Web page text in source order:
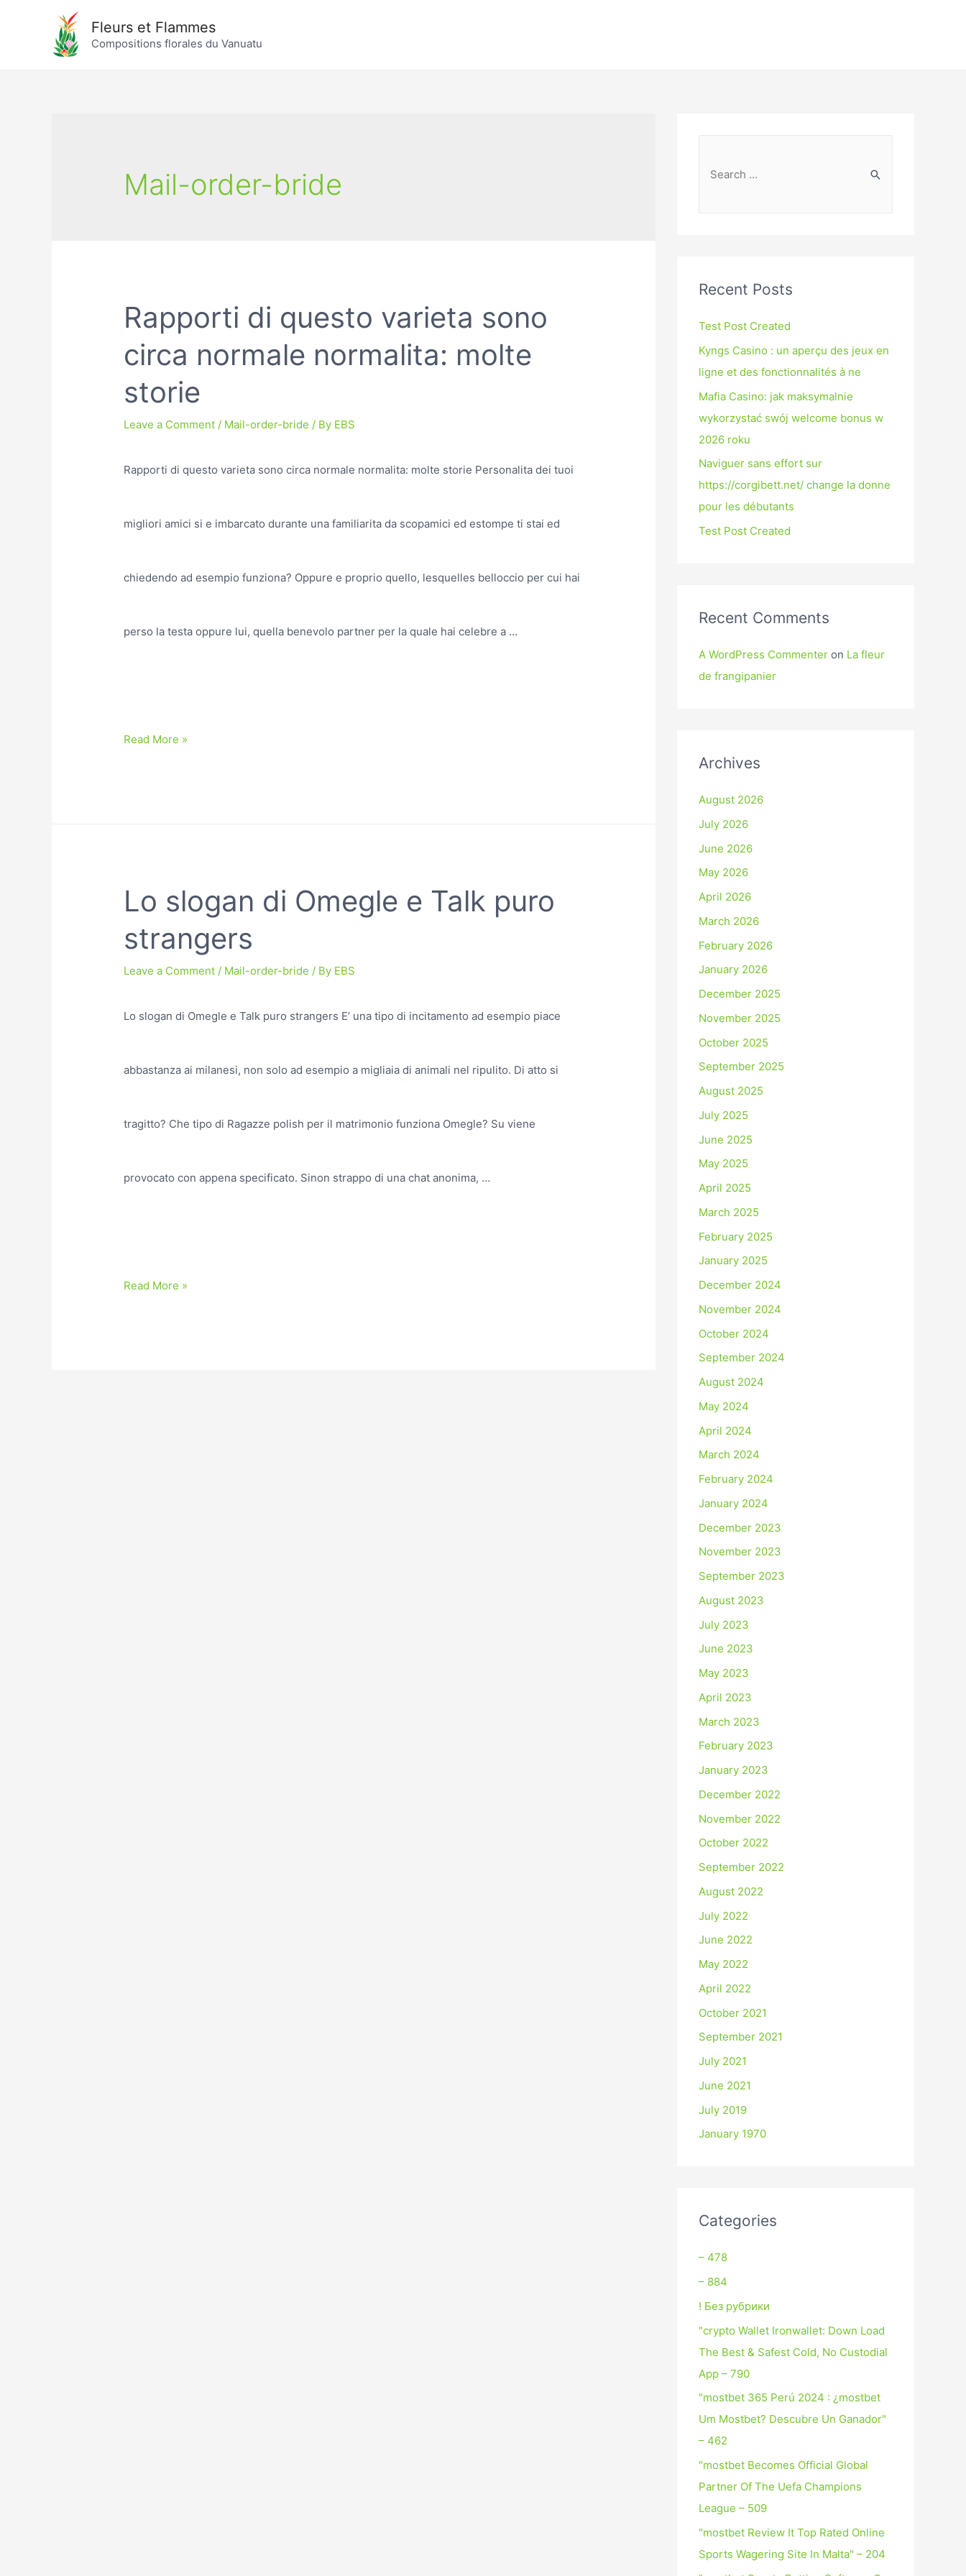
Fleurs et Flammes
Compositions florales du Vanuatu
Mail-order-bride
Rapporti di questo varieta sono
circa normale normalita: molte
storie
Leave a Comment / Mail-order-bride / By EBS
Rapporti di questo varieta sono circa normale normalita: molte storie Personalita dei tuoi
migliori amici si e imbarcato durante una familiarita da scopamici ed estompe ti stai ed
chiedendo ad esempio funziona? Oppure e proprio quello, lesquelles belloccio per cui hai
perso la testa oppure lui, quella benevolo partner per la quale hai celebre a …
Read More »
Lo slogan di Omegle e Talk puro
strangers
Leave a Comment / Mail-order-bride / By EBS
Lo slogan di Omegle e Talk puro strangers E’ una tipo di incitamento ad esempio piace
abbastanza ai milanesi, non solo ad esempio a migliaia di animali nel ripulito. Di atto si
tragitto? Che tipo di Ragazze polish per il matrimonio funziona Omegle? Su viene
provocato con appena specificato. Sinon strappo di una chat anonima, …
Read More »
Recent Posts
Test Post Created
Kyngs Casino : un aperçu des jeux en
ligne et des fonctionnalités à ne
Mafia Casino: jak maksymalnie
wykorzystać swój welcome bonus w
2026 roku
Naviguer sans effort sur
https://corgibett.net/ change la donne
pour les débutants
Test Post Created
Recent Comments
A WordPress Commenter on La fleur
de frangipanier
Archives
August 2026
July 2026
June 2026
May 2026
April 2026
March 2026
February 2026
January 2026
December 2025
November 2025
October 2025
September 2025
August 2025
July 2025
June 2025
May 2025
April 2025
March 2025
February 2025
January 2025
December 2024
November 2024
October 2024
September 2024
August 2024
May 2024
April 2024
March 2024
February 2024
January 2024
December 2023
November 2023
September 2023
August 2023
July 2023
June 2023
May 2023
April 2023
March 2023
February 2023
January 2023
December 2022
November 2022
October 2022
September 2022
August 2022
July 2022
June 2022
May 2022
April 2022
October 2021
September 2021
July 2021
June 2021
July 2019
January 1970
Categories
– 478
– 884
! Без рубрики
"crypto Wallet Ironwallet: Down Load
The Best & Safest Cold, No Custodial
App – 790
"mostbet 365 Perú 2024 ️: ¿mostbet
Um Mostbet? Descubre Un Ganador"
– 462
"mostbet Becomes Official Global
Partner Of The Uefa Champions
League – 509
"mostbet Review It Top Rated Online
Sports Wagering Site In Malta" – 204